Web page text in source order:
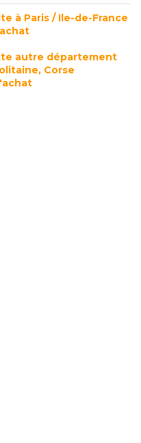
à Paris / Ile-de-France
autre département
Corse